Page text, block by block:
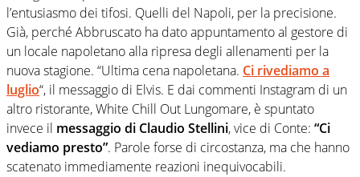
l’entusiasmo dei tifosi. Quelli del Napoli, per la precisione.
Già, perché Abbruscato ha dato appuntamento al gestore di
un locale napoletano alla ripresa degli allenamenti per la
nuova stagione. “Ultima cena napoletana. Ci rivediamo a
luglio“, il messaggio di Elvis. E dai commenti Instagram di un
altro ristorante, White Chill Out Lungomare, è spuntato
invece il messaggio di Claudio Stellini, vice di Conte: “Ci
vediamo presto”. Parole forse di circostanza, ma che hanno
scatenato immediamente reazioni inequivocabili.